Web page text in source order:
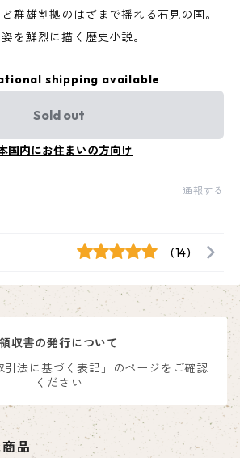
群雄割拠のはざまで揺れる石見の国。
を鮮烈に描く歴史小説。
shipping available
Sold out
国内にお住まいの方向け
通報する
(14)
領収書の発行について
引法に基づく表記」のページをご確認
ください
品